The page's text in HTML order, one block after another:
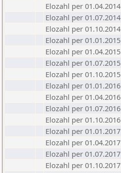
Elozahl per 01.04.2014
Elozahl per 01.07.2014
Elozahl per 01.10.2014
Elozahl per 01.01.2015
Elozahl per 01.04.2015
Elozahl per 01.07.2015
Elozahl per 01.10.2015
Elozahl per 01.01.2016
Elozahl per 01.04.2016
Elozahl per 01.07.2016
Elozahl per 01.10.2016
Elozahl per 01.01.2017
Elozahl per 01.04.2017
Elozahl per 01.07.2017
Elozahl per 01.10.2017